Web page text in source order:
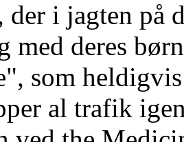
der i jagten på
med deres
som
al trafik